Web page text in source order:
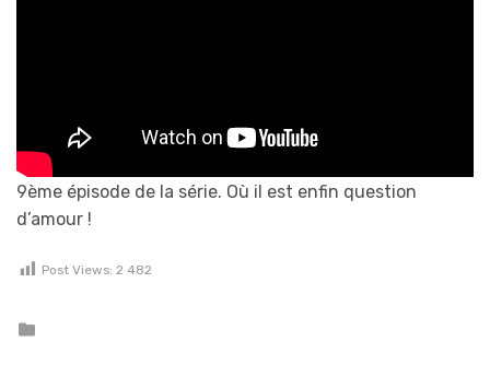
9ème épisode de la série. Où il est enfin question
d’amour !
Post Views: 2 482